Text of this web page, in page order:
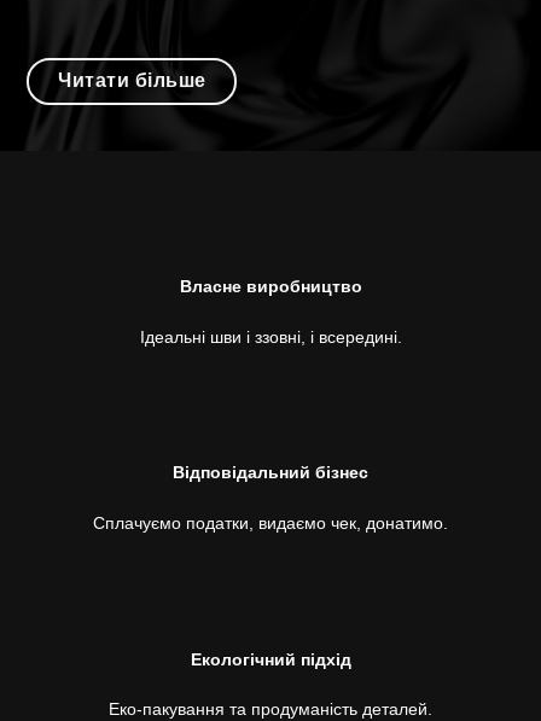
Читати більше
Власне виробництво
Ідеальні шви і ззовні, і всередині.
Відповідальний бізнес
Сплачуємо податки, видаємо чек, донатимо.
Екологічний підхід
Еко-пакування та продуманість деталей.